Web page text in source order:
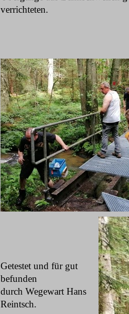
verrichteten.
Getestet und für gut
befunden
durch Wegewart Hans
Reintsch.